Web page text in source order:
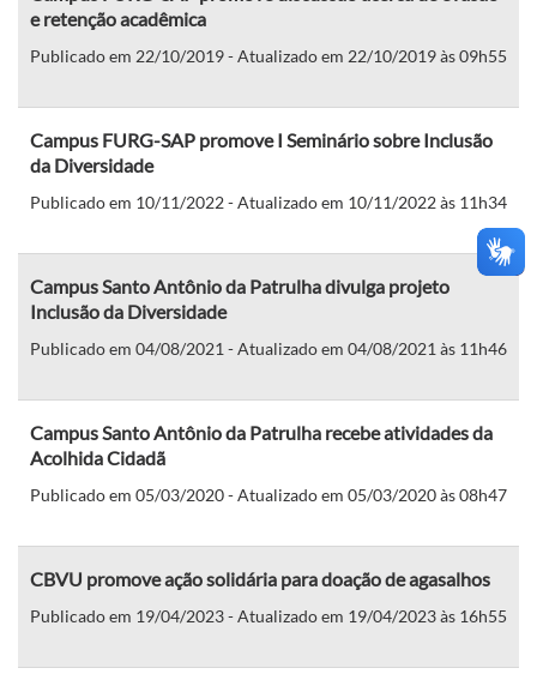
e retenção acadêmica
Publicado em 22/10/2019 - Atualizado em 22/10/2019 às 09h55
Campus FURG-SAP promove I Seminário sobre Inclusão
da Diversidade
Publicado em 10/11/2022 - Atualizado em 10/11/2022 às 11h34
Campus Santo Antônio da Patrulha divulga projeto
Inclusão da Diversidade
Publicado em 04/08/2021 - Atualizado em 04/08/2021 às 11h46
Campus Santo Antônio da Patrulha recebe atividades da
Acolhida Cidadã
Publicado em 05/03/2020 - Atualizado em 05/03/2020 às 08h47
CBVU promove ação solidária para doação de agasalhos
Publicado em 19/04/2023 - Atualizado em 19/04/2023 às 16h55